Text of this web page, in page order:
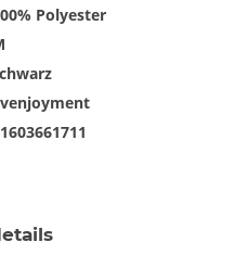
Polyester